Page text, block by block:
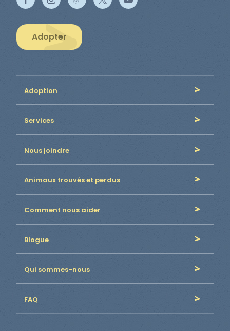
Adopter
Adoption
Services
Nous joindre
Animaux trouvés et perdus
Comment nous aider
Blogue
Qui sommes-nous
FAQ